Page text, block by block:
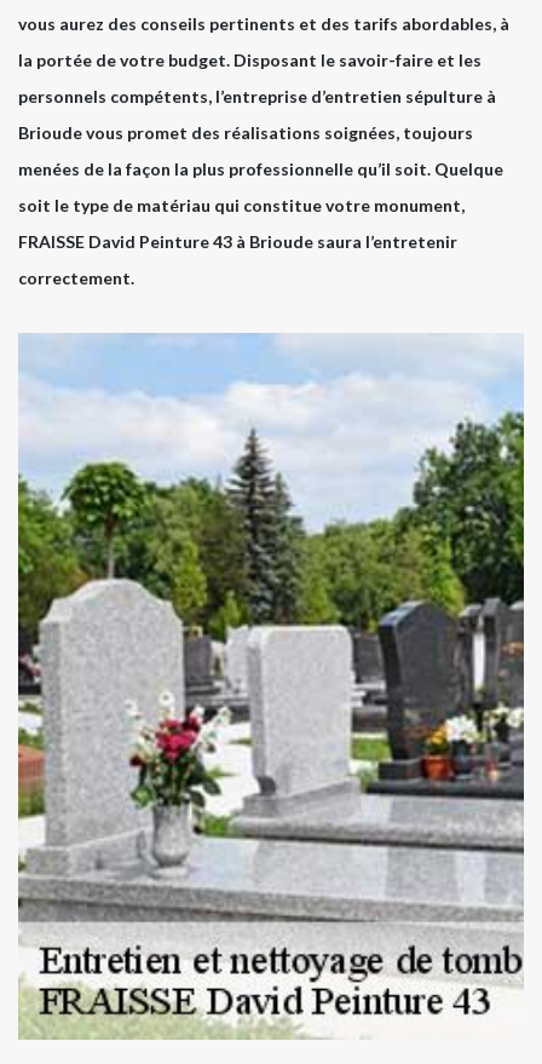
vous aurez des conseils pertinents et des tarifs abordables, à
la portée de votre budget. Disposant le savoir-faire et les
personnels compétents, l’entreprise d’entretien sépulture à
Brioude vous promet des réalisations soignées, toujours
menées de la façon la plus professionnelle qu’il soit. Quelque
soit le type de matériau qui constitue votre monument,
FRAISSE David Peinture 43 à Brioude saura l’entretenir
correctement.